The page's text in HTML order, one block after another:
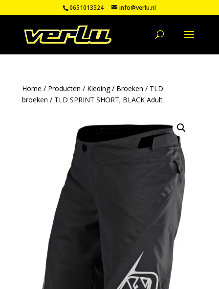
0651013524 info@verlu.nl
Home / Producten / Kleding/ Broeken / TLD
broeken / TLD SPRINT SHORT; BLACK Adult